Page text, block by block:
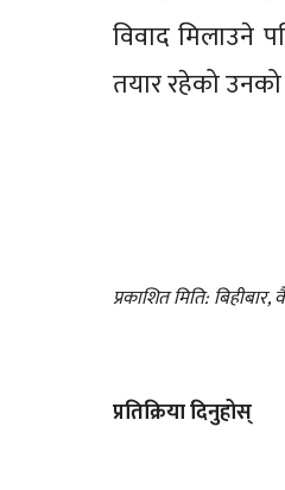
विवाद मिलाउने
तयार रहेको
प्रकाशित मिति:
प्रतिक्रिया दिनुहोस्